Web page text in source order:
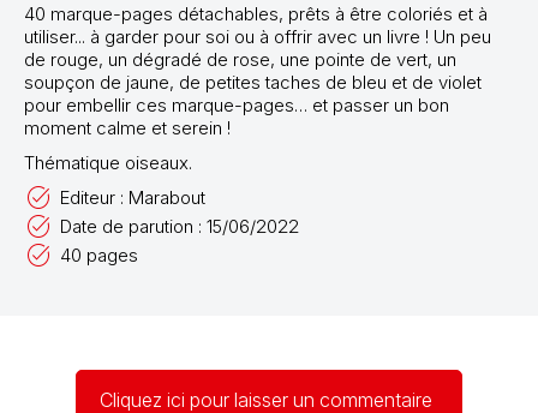
40 marque-pages détachables, prêts à être coloriés et à
utiliser... à garder pour soi ou à offrir avec un livre ! Un peu
de rouge, un dégradé de rose, une pointe de vert, un
soupçon de jaune, de petites taches de bleu et de violet
pour embellir ces marque-pages… et passer un bon
moment calme et serein !
Thématique oiseaux.
Editeur : Marabout
Date de parution : 15/06/2022
40 pages
Cliquez ici pour laisser un commentaire